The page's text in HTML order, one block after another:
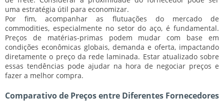
uma estratégia útil para economizar.
Por fim, acompanhar as flutuações do mercado de
commodities, especialmente no setor do aço, é fundamental.
Preços de matérias-primas podem mudar com base em
condições econômicas globais, demanda e oferta, impactando
diretamente o preço da rede laminada. Estar atualizado sobre
essas tendências pode ajudar na hora de negociar preços e
fazer a melhor compra.
Comparativo de Preços entre Diferentes Fornecedores